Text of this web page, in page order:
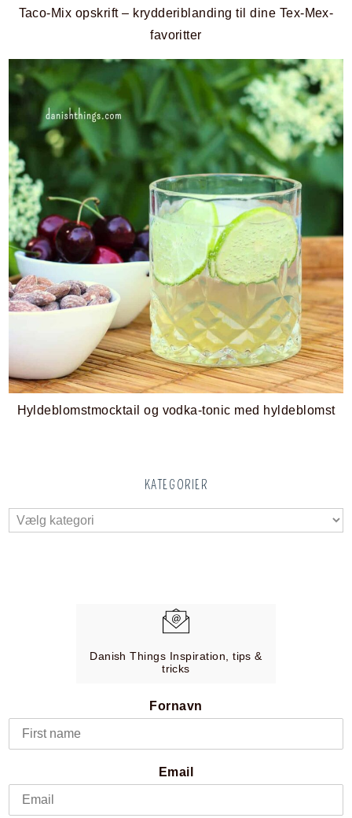
Taco-Mix opskrift – krydderiblanding til dine Tex-Mex-
favoritter
Hyldeblomstmocktail og vodka-tonic med hyldeblomst
KATEGORIER
Danish Things Inspiration, tips &
tricks
Fornavn
Email